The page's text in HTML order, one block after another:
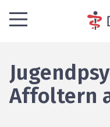
Affoltern